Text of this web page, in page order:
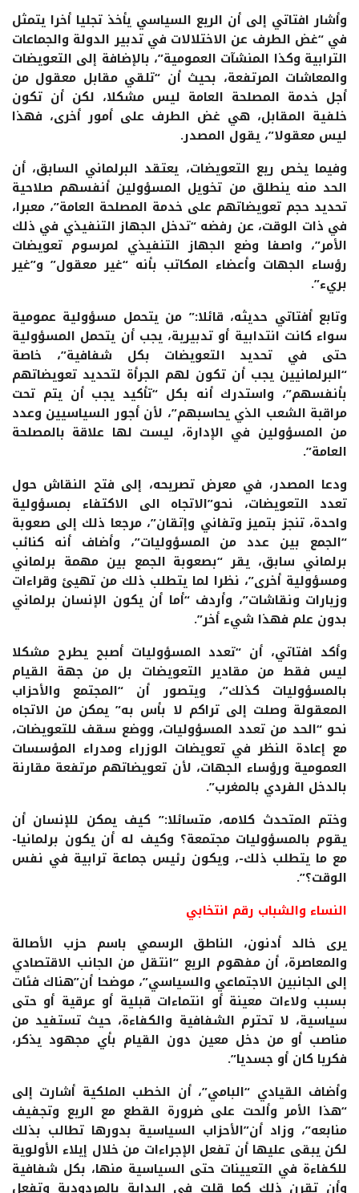
وأشار افتاتي إلى أن الريع السياسي يأخذ تجليا أخرا يتمثل
في “غض الطرف عن الاختلالات في تدبير الدولة والجماعات
الترابية وكذا المنشآت العمومية”، بالإضافة إلى التعويضات
والمعاشات المرتفعة، بحيث أن “تلقي مقابل معقول من
أجل خدمة المصلحة العامة ليس مشكلا، لكن أن تكون
خلفية المقابل، هي غض الطرف على أمور أخرى، فهذا
ليس معقولا”، يقول المصدر.
وفيما يخص ريع التعويضات، يعتقد البرلماني السابق، أن
الحد منه ينطلق من تخويل المسؤولين أنفسهم صلاحية
تحديد حجم تعويضاتهم على خدمة المصلحة العامة”، معبرا،
في ذات الوقت، عن رفضه “تدخل الجهاز التنفيذي في ذلك
الأمر”، واصفا وضع الجهاز التنفيذي لمرسوم تعويضات
رؤساء الجهات وأعضاء المكاتب بأنه “غير معقول” و”غير
بريء”.
وتابع أفتاتي حديثه، قائلا:” من يتحمل مسؤولية عمومية
سواء كانت انتدابية أو تدبيرية، يجب أن يتحمل المسؤولية
حتى في تحديد التعويضات بكل شفافية”، خاصة
“البرلمانيين يجب أن تكون لهم الجرأة لتحديد تعويضاتهم
بأنفسهم”، واستدرك أنه بكل “تأكيد يجب أن يتم تحت
مراقبة الشعب الذي يحاسبهم”، لأن أجور السياسيين وعدد
من المسؤولين في الإدارة، ليست لها علاقة بالمصلحة
العامة”.
ودعا المصدر، في معرض تصريحه، إلى فتح النقاش حول
تعدد التعويضات، نحو”الاتجاه الى الاكتفاء بمسؤولية
واحدة، تنجز بتميز وتفاني وإتقان”، مرجعا ذلك إلى صعوبة
“الجمع بين عدد من المسؤوليات”، وأضاف أنه كنائب
برلماني سابق، يقر “بصعوبة الجمع بين مهمة برلماني
ومسؤولية أخرى”، نظرا لما يتطلب ذلك من تهيئ وقراءات
وزيارات ونقاشات”، وأردف “أما أن يكون الإنسان برلماني
بدون علم فهذا شيء أخر”.
وأكد افتاتي، أن “تعدد المسؤوليات أصبح يطرح مشكلا
ليس فقط من مقادير التعويضات بل من جهة القيام
بالمسؤوليات كذلك”، ويتصور أن “المجتمع والأحزاب
المعقولة وصلت إلى تراكم لا بأس به” يمكن من الاتجاه
نحو “الحد من تعدد المسؤوليات، ووضع سقف للتعويضات،
مع إعادة النظر في تعويضات الوزراء ومدراء المؤسسات
العمومية ورؤساء الجهات، لأن تعويضاتهم مرتفعة مقارنة
بالدخل الفردي بالمغرب”.
وختم المتحدث كلامه، متسائلا:” كيف يمكن للإنسان أن
يقوم بالمسؤوليات مجتمعة؟ وكيف له أن يكون برلمانيا-
مع ما يتطلب ذلك-، ويكون رئيس جماعة ترابية في نفس
الوقت؟”.
النساء والشباب رقم انتخابي
يرى خالد أدنون، الناطق الرسمي باسم حزب الأصالة
والمعاصرة، أن مفهوم الريع “انتقل من الجانب الاقتصادي
إلى الجانبين الاجتماعي والسياسي”، موضحا أن”هناك فئات
بسبب ولاءات معينة أو انتماءات قبلية أو عرقية أو حتى
سياسية، لا تحترم الشفافية والكفاءة، حيث تستفيد من
مناصب أو من دخل معين دون القيام بأي مجهود يذكر،
فكريا كان أو جسديا”.
وأضاف القيادي “البامي”، أن الخطب الملكية أشارت إلى
“هذا الأمر وألحت على ضرورة القطع مع الريع وتجفيف
منابعه”، وزاد أن”الأحزاب السياسية بدورها تطالب بذلك
لكن يبقى عليها أن تفعل الإجراءات من خلال إيلاء الأولوية
للكفاءة في التعيينات حتى السياسية منها، بكل شفافية